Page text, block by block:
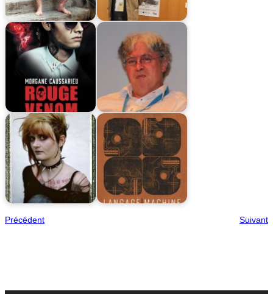
Précédent Suivant